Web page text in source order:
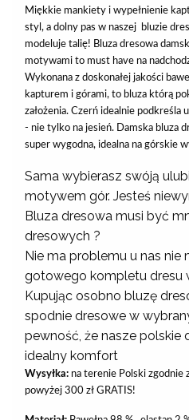
Miękkie mankiety i wypełnienie
styl, a dolny pas w naszej bluzie
modeluje talię! Bluza dresowa
motywami to must have na
Wykonana z doskonałej jakości
kapturem i górami, to bluza którą
założenia. Czerń idealnie podkreśla
- nie tylko na jesień. Damska bluza
super wygodna, idealna na górskie
Sama wybierasz swóją
motywem gór. Jesteś
Bluza dresowa musi być
dresowych ?
Nie ma problemu u nas nie
gotowego kompletu dresu
Kupując osobno bluzę
spodnie dresowe w
pewność, że nasze polskie
idealny komfort
Wysyłka: na terenie Polski zgodnie
powyżej 300 zł GRATIS!